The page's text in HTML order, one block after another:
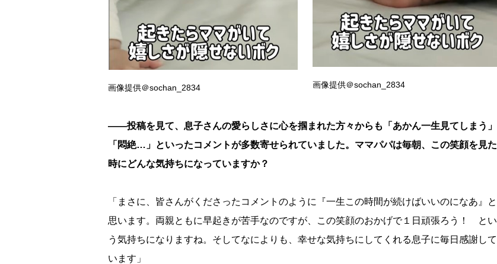
画像提供＠sochan_2834 画像提供＠sochan_2834
――投稿を見て、息子さんの愛らしさに心を掴まれた方々からも「あかん一生見てしまう」
「悶絶…」といったコメントが多数寄せられていました。ママパパは毎朝、この笑顔を見た
時にどんな気持ちになっていますか？
「まさに、皆さんがくださったコメントのように『一生この時間が続けばいいのになあ』と
思います。両親ともに早起きが苦手なのですが、この笑顔のおかげで１日頑張ろう！ とい
う気持ちになりますね。そしてなによりも、幸せな気持ちにしてくれる息子に毎日感謝して
います」